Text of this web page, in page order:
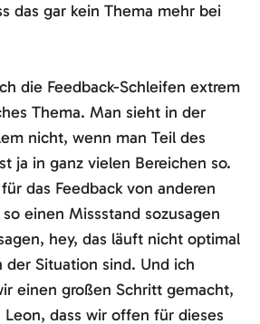
das gar kein Thema mehr bei
die Feedback-Schleifen extrem
Thema. Man sieht in der
nicht, wenn man Teil des
ja in ganz vielen Bereichen so.
das Feedback von anderen
einen Missstand sozusagen
hey, das läuft nicht optimal
Situation sind. Und ich
einen großen Schritt gemacht,
dass wir offen für dieses